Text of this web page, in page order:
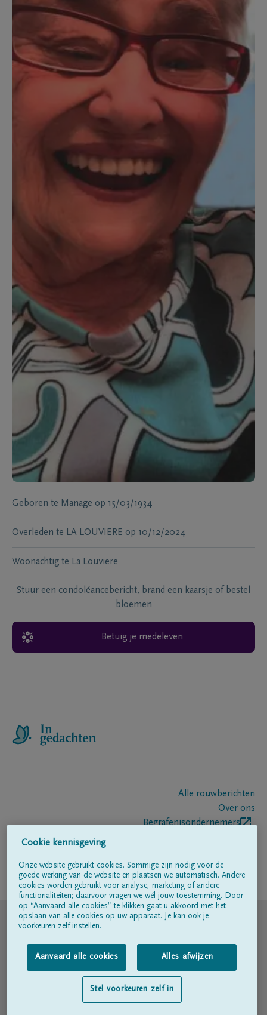
Geboren te Manage op 15/03/1934
Overleden te LA LOUVIERE op 10/12/2024
Woonachtig te La Louviere
Stuur een condoléancebericht, brand een kaarsje of bestel
bloemen
Betuig je medeleven
Alle rouwberichten
Over ons
Begrafenisondernemers
Volg ons op
© DELA
Gebruiksvoorwaarden
Privacyverklaring
Toegankelijkheidsverklaring
Cookie kennisgeving
Onze website gebruikt cookies. Sommige zijn nodig voor de
goede werking van de website en plaatsen we automatisch. Andere
cookies worden gebruikt voor analyse, marketing of andere
functionaliteiten; daarvoor vragen we wél jouw toestemming. Door
op “Aanvaard alle cookies” te klikken gaat u akkoord met het
opslaan van alle cookies op uw apparaat. Je kan ook je
voorkeuren zelf instellen.
Aanvaard alle cookies Alles afwijzen
Stel voorkeuren zelf in